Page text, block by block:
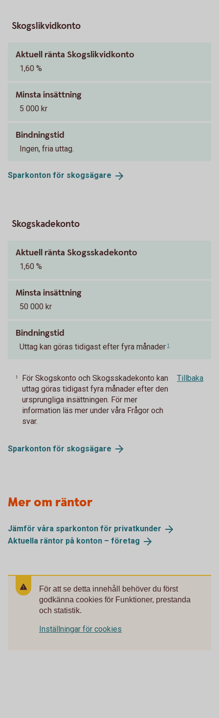
Skogslikvidkonto
Aktuell ränta Skogslikvidkonto
1,60 %
Minsta insättning
5 000 kr
Bindningstid
Ingen, fria uttag.
Sparkonton för skogsägare
Skogskadekonto
Aktuell ränta Skogsskadekonto
1,60 %
Minsta insättning
50 000 kr
Bindningstid
Uttag kan göras tidigast efter fyra månader 1
1
För Skogskonto och Skogsskadekonto kan
uttag göras tidigast fyra månader efter den
ursprungliga insättningen. För mer
information läs mer under våra Frågor och
svar.
Tillbaka
Sparkonton för skogsägare
Mer om räntor
Jämför våra sparkonton för privatkunder
Aktuella räntor på konton – företag
För att se detta innehåll behöver du först
godkänna cookies för Funktioner, prestanda
och statistik.
Inställningar för cookies